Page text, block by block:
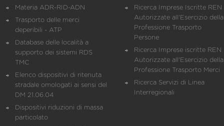
Materia ADR-RID-ADN
Trasporto delle merci
deperibili - ATP
Database delle località a
supporto dei sistemi RDS
TMC
Elenco dispositivi di ritenuta
stradale omologati ai sensi del
DM 21.06.04
Dispositivi riduzioni di massa
particolato
Ricerca Imprese Iscritte REN
Autorizzate all'Esercizio della
Professione Trasporto
Persone
Ricerca Imprese iscritte REN
Autorizzate all'Esercizio della
Professione Trasporto Merci
Ricerca Servizi di Linea
Interregionali